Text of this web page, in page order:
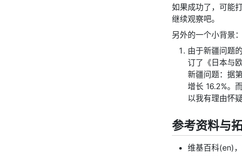
如果成功了，可能
继续观察吧。
另外的一个小背景：
由于新疆问题
订了《日本与
新疆问题：据
增长 16.2%。
以我有理由怀
参考资料与
维基百科(en)，